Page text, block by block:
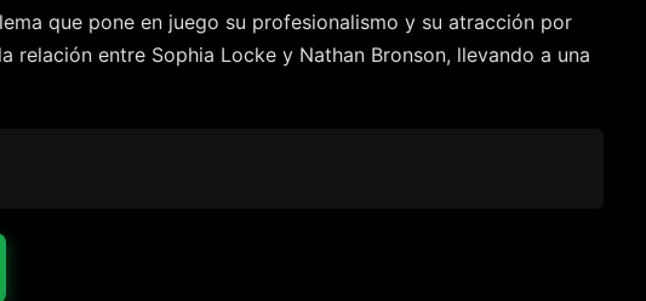
que pone en juego su profesionalismo y su atracción por
entre Sophia Locke y Nathan Bronson, llevando a una